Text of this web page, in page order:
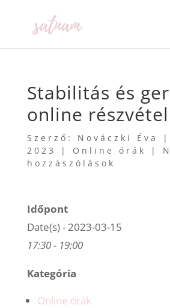
Stabilitás és
online részvétel
Szerző: Nováczki Éva |
2023
| Online órák |
hozzászólások
Időpont
Date(s) - 2023-03-15
17:30 - 19:00
Kategória
Online órák